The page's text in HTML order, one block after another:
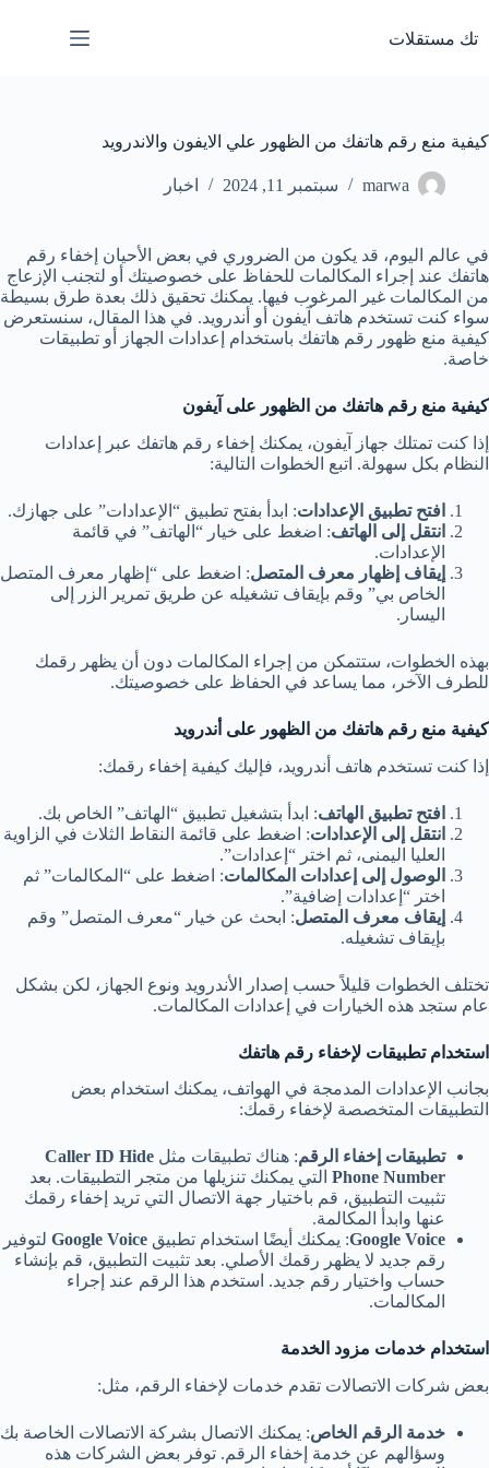
إلى
المحتوى
تك مستقلات
كيفية منع رقم هاتفك من الظهور علي الايفون والاندرويد
marwa سبتمبر 11, 2024 اخبار
في عالم اليوم، قد يكون من الضروري في بعض الأحيان إخفاء رقم
هاتفك عند إجراء المكالمات للحفاظ على خصوصيتك أو لتجنب الإزعاج
من المكالمات غير المرغوب فيها. يمكنك تحقيق ذلك بعدة طرق بسيطة
سواء كنت تستخدم هاتف آيفون أو أندرويد. في هذا المقال، سنستعرض
كيفية منع ظهور رقم هاتفك باستخدام إعدادات الجهاز أو تطبيقات
خاصة.
كيفية منع رقم هاتفك من الظهور على آيفون
إذا كنت تمتلك جهاز آيفون، يمكنك إخفاء رقم هاتفك عبر إعدادات
النظام بكل سهولة. اتبع الخطوات التالية:
افتح تطبيق الإعدادات: ابدأ بفتح تطبيق “الإعدادات” على جهازك.
انتقل إلى الهاتف: اضغط على خيار “الهاتف” في قائمة
الإعدادات.
إيقاف إظهار معرف المتصل: اضغط على “إظهار معرف المتصل
الخاص بي” وقم بإيقاف تشغيله عن طريق تمرير الزر إلى
اليسار.
بهذه الخطوات، ستتمكن من إجراء المكالمات دون أن يظهر رقمك
للطرف الآخر، مما يساعد في الحفاظ على خصوصيتك.
كيفية منع رقم هاتفك من الظهور على أندرويد
إذا كنت تستخدم هاتف أندرويد، فإليك كيفية إخفاء رقمك:
افتح تطبيق الهاتف: ابدأ بتشغيل تطبيق “الهاتف” الخاص بك.
انتقل إلى الإعدادات: اضغط على قائمة النقاط الثلاث في الزاوية
العليا اليمنى، ثم اختر “إعدادات”.
الوصول إلى إعدادات المكالمات: اضغط على “المكالمات” ثم
اختر “إعدادات إضافية”.
إيقاف معرف المتصل: ابحث عن خيار “معرف المتصل” وقم
بإيقاف تشغيله.
تختلف الخطوات قليلاً حسب إصدار الأندرويد ونوع الجهاز، لكن بشكل
عام ستجد هذه الخيارات في إعدادات المكالمات.
استخدام تطبيقات لإخفاء رقم هاتفك
بجانب الإعدادات المدمجة في الهواتف، يمكنك استخدام بعض
التطبيقات المتخصصة لإخفاء رقمك:
تطبيقات إخفاء الرقم: هناك تطبيقات مثل Caller ID Hide
Phone Number التي يمكنك تنزيلها من متجر التطبيقات. بعد
تثبيت التطبيق، قم باختيار جهة الاتصال التي تريد إخفاء رقمك
عنها وابدأ المكالمة.
Google Voice: يمكنك أيضًا استخدام تطبيق Google Voice لتوفير
رقم جديد لا يظهر رقمك الأصلي. بعد تثبيت التطبيق، قم بإنشاء
حساب واختيار رقم جديد. استخدم هذا الرقم عند إجراء
المكالمات.
استخدام خدمات مزود الخدمة
بعض شركات الاتصالات تقدم خدمات لإخفاء الرقم، مثل:
خدمة الرقم الخاص: يمكنك الاتصال بشركة الاتصالات الخاصة بك
وسؤالهم عن خدمة إخفاء الرقم. توفر بعض الشركات هذه